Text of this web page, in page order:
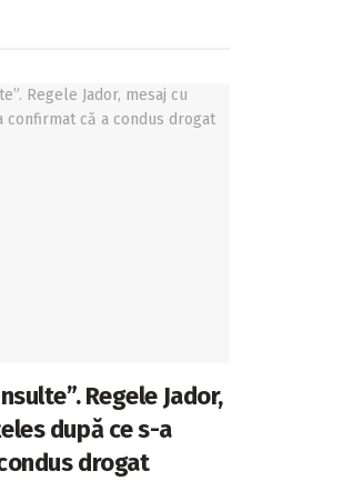
Regele Jador,
după ce s-a
drogat